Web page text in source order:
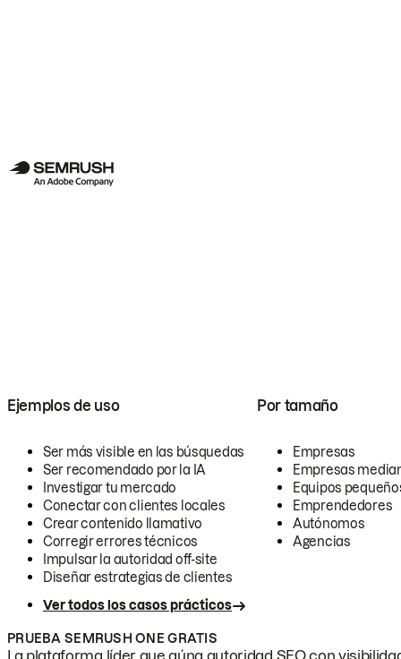
Ejemplos de uso
Ser más visible en las búsquedas
Ser recomendado por la IA
Investigar tu mercado
Conectar con clientes locales
Crear contenido llamativo
Corregir errores técnicos
Impulsar la autoridad off-site
Diseñar estrategias de clientes
Ver todos los casos prácticos
Por tamaño
Empresas
Empresas
Equipos
Emprendedores
Autónomos
Agencias
PRUEBA SEMRUSH ONE GRATIS
La plataforma líder que aúna autoridad SEO con